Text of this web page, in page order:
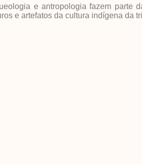
e antropologia fazem parte
e artefatos da cultura indígena da